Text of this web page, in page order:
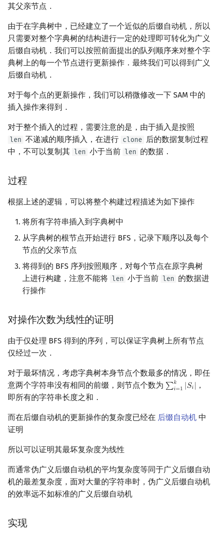
其父亲节点．
由于在字典树中，已经建立了一个近似的后缀自动机，所以
只需要对整个字典树的结构进行一定的处理即可转化为广义
后缀自动机．我们可以按照前面提出的队列顺序来对整个字
典树上的每一个节点进行更新操作．最终我们可以得到广义
后缀自动机．
对于每个点的更新操作，我们可以稍微修改一下 SAM 中的
插入操作来得到．
对于整个插入的过程，需要注意的是，由于插入是按照
len 不递减的顺序插入，在进行 clone
后的数据复制过程
中，不可以复制其 len 小于当前 len 的数据．
过程
根据上述的逻辑，可以将整个构建过程描述为如下操作
将所有字符串插入到字典树中
从字典树的根节点开始进行 BFS，记录下顺序以及每个
节点的父亲节点
将得到的 BFS 序列按照顺序，对每个节点在原字典树
上进行构建，注意不能将 len 小于当前 len 的数据进
行操作
对操作次数为线性的证明
由于仅处理 BFS 得到的序列，可以保证字典树上所有节点
仅经过一次．
对于最坏情况，考虑字典树本身节点个数最多的情况，即任
意两个字符串没有相同的前缀，则节点个数为 ∑𝑘
𝑖=1 |𝑆𝑖|
∑i=1k Si|
，
即所有的字符串长度之和．
而在后缀自动机的更新操作的复杂度已经在 后缀自动机 中
证明
所以可以证明其最坏复杂度为线性
而通常伪广义后缀自动机的平均复杂度等同于广义后缀自动
机的最差复杂度，面对大量的字符串时，伪广义后缀自动机
的效率远不如标准的广义后缀自动机
实现